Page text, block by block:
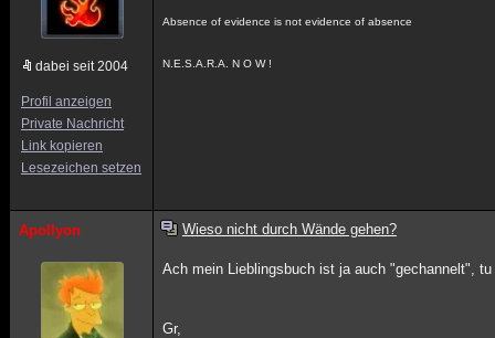
dabei seit 2004
Profil anzeigen
Private Nachricht
Link kopieren
Lesezeichen setzen
Absence of evidence is not evidence of absence
N.E.S.A.R.A. N O W !
Apollyon Wieso nicht durch Wände gehen?
Ach mein Lieblingsbuch ist ja auch "gechannelt",
Gr,